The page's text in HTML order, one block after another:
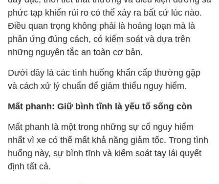
phức tạp khiến rủi ro có thể xảy ra bất cứ lúc nào.
Điều quan trọng không phải là hoảng loạn mà là
phản ứng đúng cách, có kiểm soát và dựa trên
những nguyên tắc an toàn cơ bản.
Dưới đây là các tình huống khẩn cấp thường gặp
và cách xử lý chuẩn để giảm thiểu nguy hiểm.
Mất phanh: Giữ bình tĩnh là yếu tố sống còn
Mất phanh là một trong những sự cố nguy hiểm
nhất vì xe có thể mất khả năng giảm tốc. Trong tình
huống này, sự bình tĩnh và kiểm soát tay lái quyết
định tất cả.